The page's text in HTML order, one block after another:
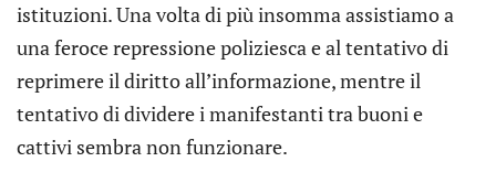
istituzioni. Una volta di più insomma assistiamo a
una feroce repressione poliziesca e al tentativo di
reprimere il diritto all’informazione, mentre il
tentativo di dividere i manifestanti tra buoni e
cattivi sembra non funzionare.